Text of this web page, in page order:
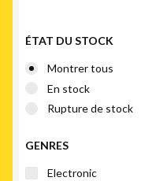
ÉTAT DU STOCK
Montrer tous
En stock
Rupture de stock
GENRES
Electronic